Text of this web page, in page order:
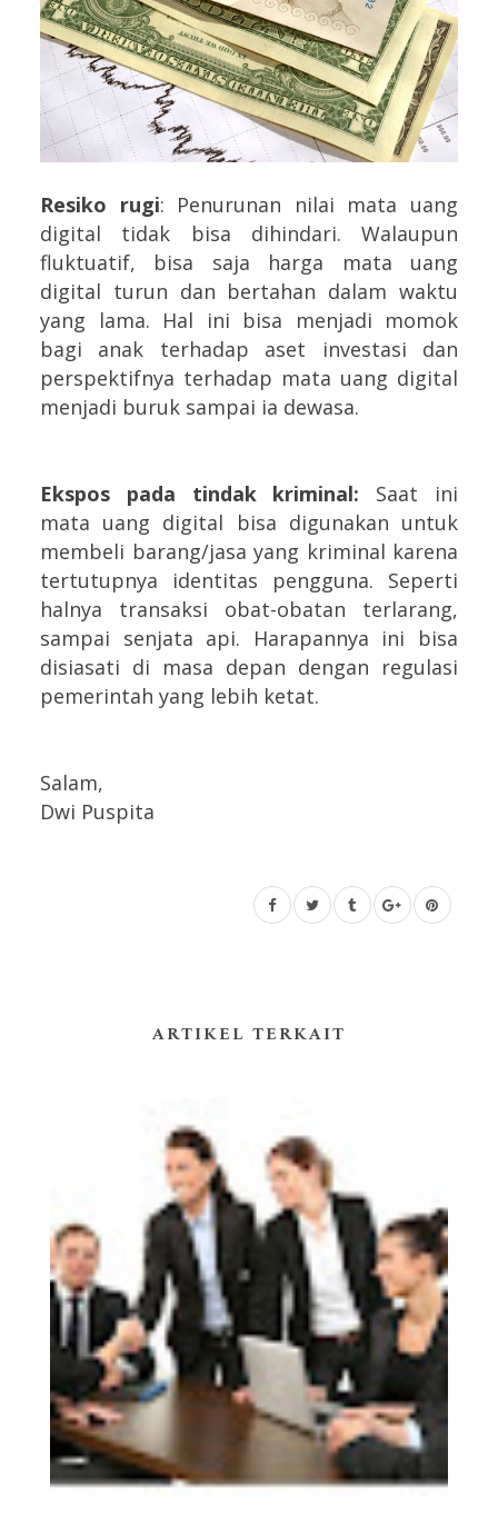
Resiko rugi: Penurunan nilai mata uang
digital tidak bisa dihindari. Walaupun
fluktuatif, bisa saja harga mata uang
digital turun dan bertahan dalam waktu
yang lama. Hal ini bisa menjadi momok
bagi anak terhadap aset investasi dan
perspektifnya terhadap mata uang digital
menjadi buruk sampai ia dewasa.
Ekspos pada tindak kriminal: Saat ini
mata uang digital bisa digunakan untuk
membeli barang/jasa yang kriminal karena
tertutupnya identitas pengguna. Seperti
halnya transaksi obat-obatan terlarang,
sampai senjata api. Harapannya ini bisa
disiasati di masa depan dengan regulasi
pemerintah yang lebih ketat.
Salam,
Dwi Puspita
ARTIKEL TERKAIT